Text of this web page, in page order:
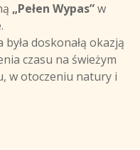
„Pełen Wypas”w
była doskonałą okazją
czasu na świeżym
w otoczeniu natury i